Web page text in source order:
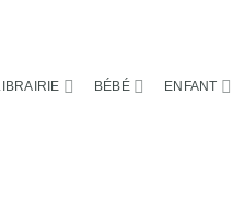
BÉBÉ ENFANT